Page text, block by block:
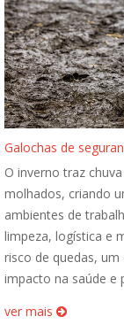
Galochas de
O inverno traz
molhados, criando
ambientes de
limpeza, logística e
risco de quedas,
impacto na saúde e
ver mais